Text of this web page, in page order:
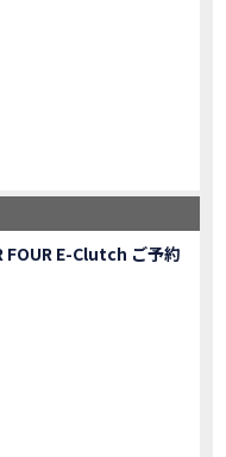
子ツーリング|Honda CBR1000RRR Rebel1100 500 250
バイクキャンペーン実施中💫
｜三重県〜静岡県｜Honda CL500 AfricaTwin
の・パワースポット！【Honda Dream 松阪】
県 松阪スタート！Honda Rebel250•500
ングスクールに潜入【HMS】Honda 400X
ールを体験してきました【バイク女子】
イクはHonda Dreamへ！
ました！」連絡があり行ってきました
来店】ホンダドリーム四日市
オープン当日イベントレポ！
サーキットロードOPEN！ #茉ひる
得の買取してもらいました|Honda X-ADV
オススメの鈴鹿ドライブへ！【後編】
AfricaTwin】試乗会in鈴鹿ツインサーキット
FOUR E-Clutch ご予約